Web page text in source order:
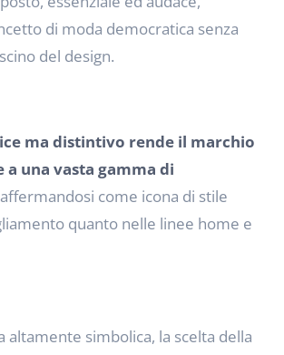
di moda democratica senza
del design.
ma distintivo rende il marchio
una vasta gamma di
come icona di stile
quanto nelle linee home e
altamente simbolica, la scelta della